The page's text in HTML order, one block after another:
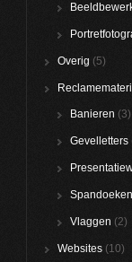
Overig (5)
Banieren (3)
Gevelletters
Spandoeken
Vlaggen (2)
Websites (10)